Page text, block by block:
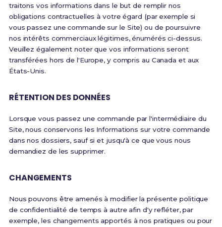
traitons vos informations dans le but de remplir nos
obligations contractuelles à votre égard (par exemple si
vous passez une commande sur le Site) ou de poursuivre
nos intérêts commerciaux légitimes, énumérés ci-dessus.
Veuillez également noter que vos informations seront
transférées hors de l'Europe, y compris au Canada et aux
États-Unis.
RÉTENTION DES DONNÉES
Lorsque vous passez une commande par l'intermédiaire du
Site, nous conservons les Informations sur votre commande
dans nos dossiers, sauf si et jusqu'à ce que vous nous
demandiez de les supprimer.
CHANGEMENTS
Nous pouvons être amenés à modifier la présente politique
de confidentialité de temps à autre afin d'y refléter, par
exemple, les changements apportés à nos pratiques ou pour